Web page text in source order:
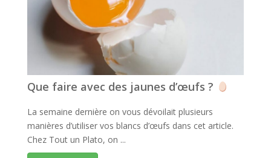
Que faire avec des jaunes d’œufs ?
La semaine dernière on vous dévoilait plusieurs
manières d’utiliser vos blancs d’œufs dans cet article.
Chez Tout un Plato, on ...